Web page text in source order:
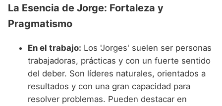
La Esencia de Jorge: Fortaleza y
Pragmatismo
En el trabajo: Los 'Jorges' suelen ser personas
trabajadoras, prácticas y con un fuerte sentido
del deber. Son líderes naturales, orientados a
resultados y con una gran capacidad para
resolver problemas. Pueden destacar en